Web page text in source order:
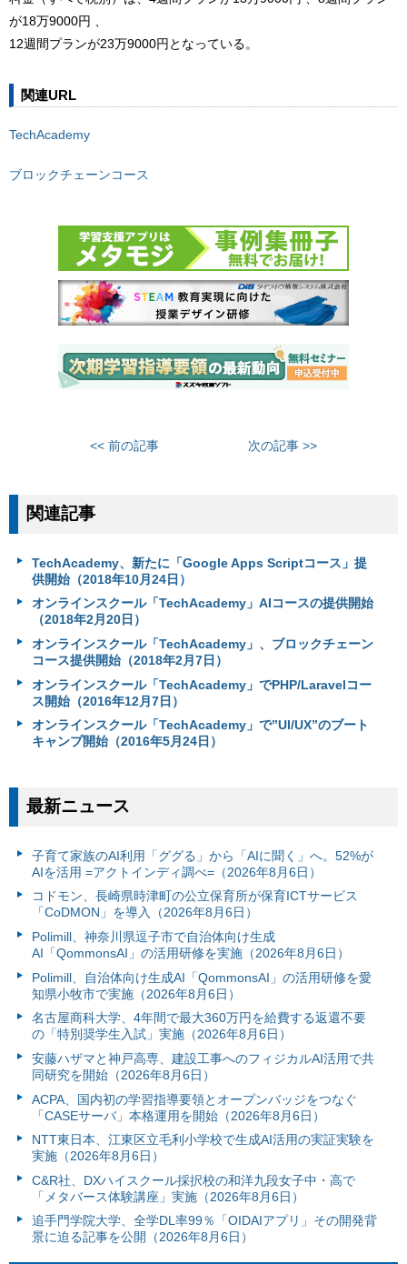
が18万9000円 、
12週間プランが23万9000円となっている。
関連URL
TechAcademy
ブロックチェーンコース
<< 前の記事 次の記事 >>
関連記事
TechAcademy、新たに「Google Apps Scriptコース」提
供開始（2018年10月24日）
オンラインスクール「TechAcademy」AIコースの提供開始
（2018年2月20日）
オンラインスクール「TechAcademy」、ブロックチェーン
コース提供開始（2018年2月7日）
オンラインスクール「TechAcademy」でPHP/Laravelコー
ス開始（2016年12月7日）
オンラインスクール「TechAcademy」で”UI/UX”のブート
キャンプ開始（2016年5月24日）
最新ニュース
子育て家族のAI利用「ググる」から「AIに聞く」へ。52%が
AIを活用 =アクトインディ調べ=（2026年8月6日）
コドモン、長崎県時津町の公立保育所が保育ICTサービス
「CoDMON」を導入（2026年8月6日）
Polimill、神奈川県逗子市で自治体向け生成
AI「QommonsAI」の活用研修を実施（2026年8月6日）
Polimill、自治体向け生成AI「QommonsAI」の活用研修を愛
知県小牧市で実施（2026年8月6日）
名古屋商科大学、4年間で最大360万円を給費する返還不要
の「特別奨学生入試」実施（2026年8月6日）
安藤ハザマと神戸高専、建設工事へのフィジカルAI活用で共
同研究を開始（2026年8月6日）
ACPA、国内初の学習指導要領とオープンバッジをつなぐ
「CASEサーバ」本格運用を開始（2026年8月6日）
NTT東日本、江東区立毛利小学校で生成AI活用の実証実験を
実施（2026年8月6日）
C&R社、DXハイスクール採択校の和洋九段女子中・高で
「メタバース体験講座」実施（2026年8月6日）
追手門学院大学、全学DL率99％「OIDAIアプリ」その開発背
景に迫る記事を公開（2026年8月6日）